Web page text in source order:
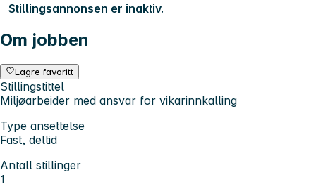
Stillingsannonsen er inaktiv.
Om jobben
Lagre favoritt
Stillingstittel
Miljøarbeider med ansvar for vikarinnkalling
Type ansettelse
Fast, deltid
Antall stillinger
1